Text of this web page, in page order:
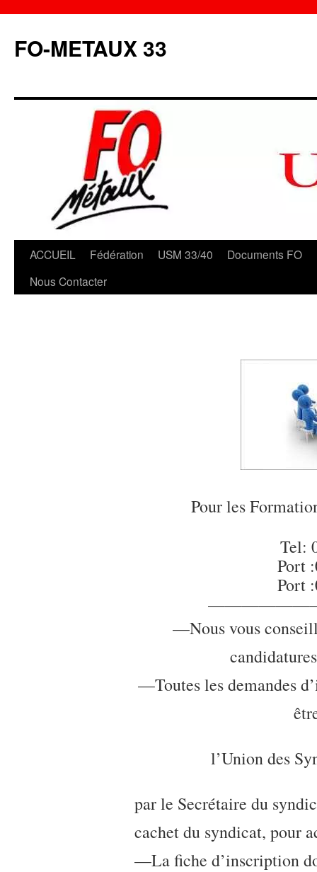
contenu
FO-METAUX 33
ACCUEIL Fédération USM 33/40 Documents FO
Nous Contacter
Pour les
Tel:
Port
Port
—Nous vous
—Toutes les demandes
l’Union des
par le Secrétaire du
cachet du syndicat, pour
—La fiche d’inscription